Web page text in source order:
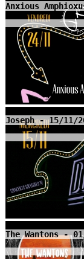
Anxious
Joseph - 15/11/
The Wantons -